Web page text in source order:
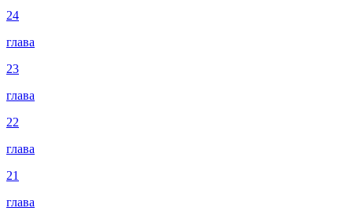
24
глава
23
глава
22
глава
21
глава